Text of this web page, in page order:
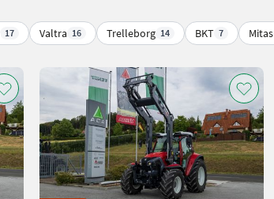
17 Valtra 16 Trelleborg 14 BKT 7 Mitas